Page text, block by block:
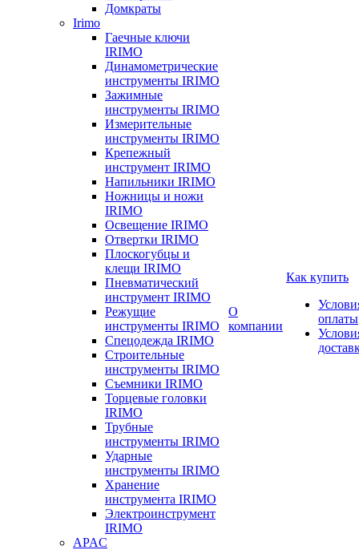
Домкраты
Irimo
Гаечные ключи
IRIMO
Динамометрические
инструменты IRIMO
Зажимные
инструменты IRIMO
Измерительные
инструменты IRIMO
Крепежный
инструмент IRIMO
Напильники IRIMO
Ножницы и ножи
IRIMO
Освещение IRIMO
Отвертки IRIMO
Плоскогубцы и
клещи IRIMO
Пневматический
инструмент IRIMO
Режущие
инструменты IRIMO
Спецодежда IRIMO
Строительные
инструменты IRIMO
Съемники IRIMO
Торцевые головки
IRIMO
Трубные
инструменты IRIMO
Ударные
инструменты IRIMO
Хранение
инструмента IRIMO
Электроинструмент
IRIMO
APAC
О
компании
Как купить
оплаты